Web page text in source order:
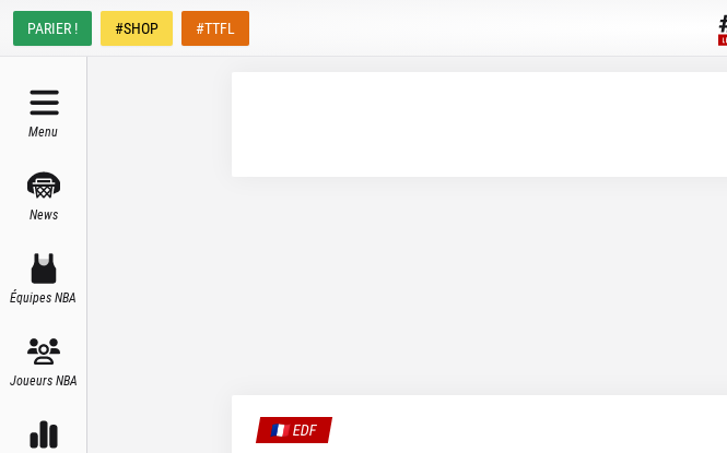
PARIER ! #SHOP #TTFL
Menu
News
Équipes NBA
Joueurs NBA
🇫🇷 EDF